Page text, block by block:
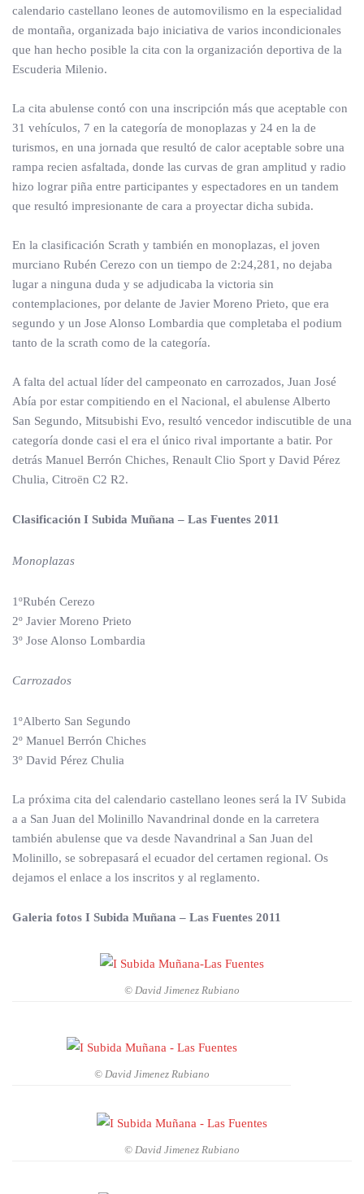
calendario castellano leones de automovilismo en la especialidad
de montaña, organizada bajo iniciativa de varios incondicionales
que han hecho posible la cita con la organización deportiva de la
Escuderia Milenio.
La cita abulense contó con una inscripción más que aceptable con
31 vehículos, 7 en la categoría de monoplazas y 24 en la de
turismos, en una jornada que resultó de calor aceptable sobre una
rampa recien asfaltada, donde las curvas de gran amplitud y radio
hizo lograr piña entre participantes y espectadores en un tandem
que resultó impresionante de cara a proyectar dicha subida.
En la clasificación Scrath y también en monoplazas, el joven
murciano Rubén Cerezo con un tiempo de 2:24,281, no dejaba
lugar a ninguna duda y se adjudicaba la victoria sin
contemplaciones, por delante de Javier Moreno Prieto, que era
segundo y un Jose Alonso Lombardia que completaba el podium
tanto de la scrath como de la categoría.
A falta del actual líder del campeonato en carrozados, Juan José
Abía por estar compitiendo en el Nacional, el abulense Alberto
San Segundo, Mitsubishi Evo, resultó vencedor indiscutible de una
categoría donde casi el era el único rival importante a batir. Por
detrás Manuel Berrón Chiches, Renault Clio Sport y David Pérez
Chulia, Citroën C2 R2.
Clasificación I Subida Muñana – Las Fuentes 2011
Monoplazas
1ºRubén Cerezo
2º Javier Moreno Prieto
3º Jose Alonso Lombardia
Carrozados
1ºAlberto San Segundo
2º Manuel Berrón Chiches
3º David Pérez Chulia
La próxima cita del calendario castellano leones será la IV Subida
a a San Juan del Molinillo Navandrinal donde en la carretera
también abulense que va desde Navandrinal a San Juan del
Molinillo, se sobrepasará el ecuador del certamen regional. Os
dejamos el enlace a los inscritos y al reglamento.
Galeria fotos I Subida Muñana – Las Fuentes 2011
© David Jimenez Rubiano
© David Jimenez Rubiano
© David Jimenez Rubiano